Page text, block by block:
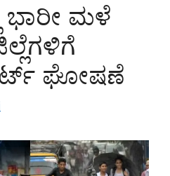
ಭಾರೀ ಮಳೆ
ಘೋಷಣೆ